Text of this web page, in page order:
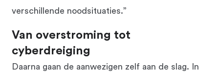
verschillende noodsituaties.”
Van overstroming tot
cyberdreiging
Daarna gaan de aanwezigen zelf aan de slag. In